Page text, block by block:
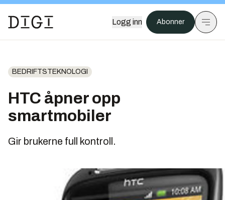
Logg inn Abonner
BEDRIFTSTEKNOLOGI
HTC åpner opp
smartmobiler
Gir brukerne full kontroll.